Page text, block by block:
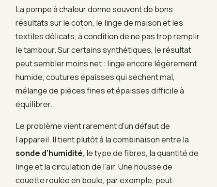
La pompe à chaleur donne souvent de bons
résultats sur le coton, le linge de maison et les
textiles délicats, à condition de ne pas trop remplir
le tambour. Sur certains synthétiques, le résultat
peut sembler moins net : linge encore légèrement
humide, coutures épaisses qui sèchent mal,
mélange de pièces fines et épaisses difficile à
équilibrer.
Le problème vient rarement d’un défaut de
l’appareil. Il tient plutôt à la combinaison entre la
sonde d’humidité, le type de fibres, la quantité de
linge et la circulation de l’air. Une housse de
couette roulée en boule, par exemple, peut